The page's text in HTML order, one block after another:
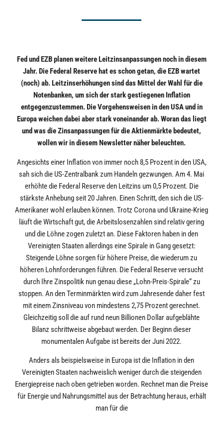
Fed und EZB planen weitere Leitzinsanpassungen noch in diesem
Jahr. Die Federal Reserve hat es schon getan, die EZB wartet
(noch) ab. Leitzinserhöhungen sind das Mittel der Wahl für die
Notenbanken, um sich der stark gestiegenen Inflation
entgegenzustemmen. Die Vorgehensweisen in den USA und in
Europa weichen dabei aber stark voneinander ab. Woran das liegt
und was die Zinsanpassungen für die Aktienmärkte bedeutet,
wollen wir in diesem Newsletter näher beleuchten.
Angesichts einer Inflation von immer noch 8,5 Prozent in den USA,
sah sich die US-Zentralbank zum Handeln gezwungen. Am 4. Mai
erhöhte die Federal Reserve den Leitzins um 0,5 Prozent. Die
stärkste Anhebung seit 20 Jahren. Einen Schritt, den sich die US-
Amerikaner wohl erlauben können. Trotz Corona und Ukraine-Krieg
läuft die Wirtschaft gut, die Arbeitslosenzahlen sind relativ gering
und die Löhne zogen zuletzt an. Diese Faktoren haben in den
Vereinigten Staaten allerdings eine Spirale in Gang gesetzt:
Steigende Löhne sorgen für höhere Preise, die wiederum zu
höheren Lohnforderungen führen. Die Federal Reserve versucht
durch Ihre Zinspolitik nun genau diese „Lohn-Preis-Spirale“ zu
stoppen. An den Terminmärkten wird zum Jahresende daher fest
mit einem Zinsniveau von mindestens 2,75 Prozent gerechnet.
Gleichzeitig soll die auf rund neun Billionen Dollar aufgeblähte
Bilanz schrittweise abgebaut werden. Der Beginn dieser
monumentalen Aufgabe ist bereits der Juni 2022.
Anders als beispielsweise in Europa ist die Inflation in den
Vereinigten Staaten nachweislich weniger durch die steigenden
Energiepreise nach oben getrieben worden. Rechnet man die Preise
für Energie und Nahrungsmittel aus der Betrachtung heraus, erhält
man für die